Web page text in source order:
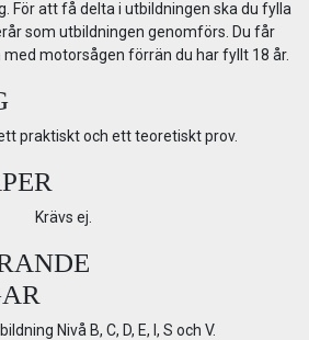
För att få delta i utbildningen ska du fylla
som utbildningen genomförs. Du får
motorsågen förrän du har fyllt 18 år.
praktiskt och ett teoretiskt prov.
Krävs ej.
Nivå B, C, D, E, I, S och V.